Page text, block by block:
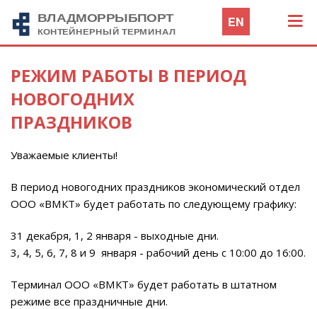
EN
РЕЖИМ РАБОТЫ В ПЕРИОД
НОВОГОДНИХ
ПРАЗДНИКОВ
Уважаемые клиенты!
В период новогодних праздников экономический отдел
ООО «ВМКТ» будет работать по следующему графику:
31 декабря, 1, 2 января - выходные дни.
3, 4, 5, 6, 7, 8 и 9 января - рабочий день с 10:00 до 16:00.
Терминал ООО «ВМКТ» будет работать в штатном
режиме все праздничные дни.